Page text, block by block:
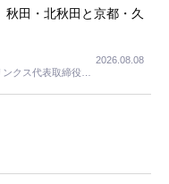
田・北秋田と京都・久
クス代表取締役社
2026.08.08